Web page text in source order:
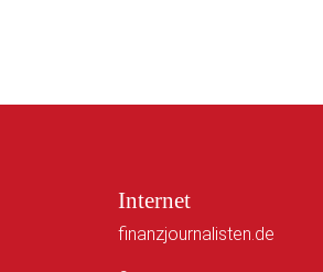
Internet
finanzjournalisten.de